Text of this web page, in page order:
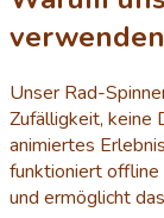
Unser Rad-
Zufälligkeit, keine
animiertes
funktioniert offline
und ermöglicht